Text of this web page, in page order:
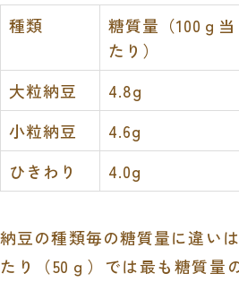
種類
糖質量（100ｇ当
たり）
大粒納豆
4.8g
小粒納豆
4.6g
ひきわり
4.0g
納豆の種類毎の糖質量に違い
たり（50ｇ）では最も糖質量